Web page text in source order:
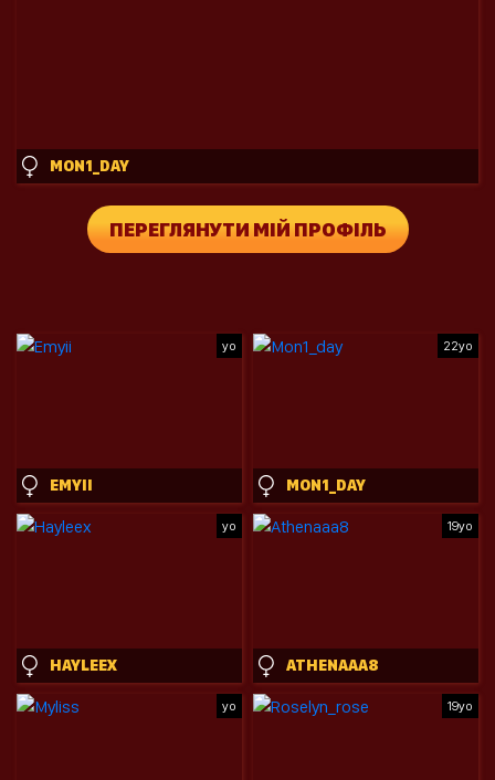
MON1_DAY
ПЕРЕГЛЯНУТИ МІЙ ПРОФІЛЬ
yo
EMYII
22yo
MON1_DAY
yo
HAYLEEX
19yo
ATHENAAA8
yo 19yo